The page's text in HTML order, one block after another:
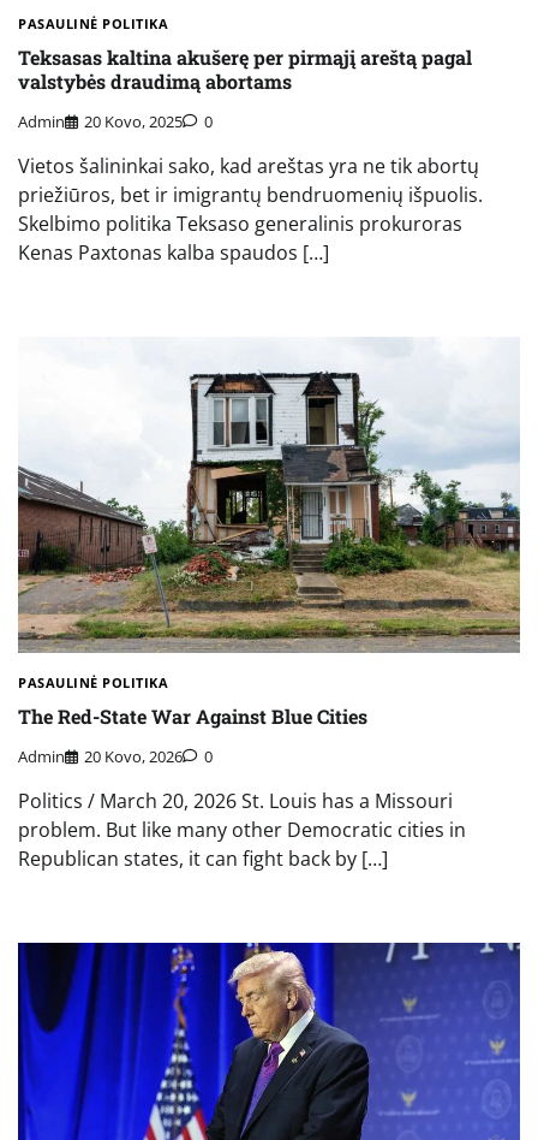
PASAULINĖ POLITIKA
Teksasas kaltina akušerę per pirmąjį areštą pagal
valstybės draudimą abortams
Admin 20 Kovo, 2025 0
Vietos šalininkai sako, kad areštas yra ne tik abortų
priežiūros, bet ir imigrantų bendruomenių išpuolis.
Skelbimo politika Teksaso generalinis prokuroras
Kenas Paxtonas kalba spaudos […]
PASAULINĖ POLITIKA
The Red-State War Against Blue Cities
Admin 20 Kovo, 2026 0
Politics / March 20, 2026 St. Louis has a Missouri
problem. But like many other Democratic cities in
Republican states, it can fight back by […]